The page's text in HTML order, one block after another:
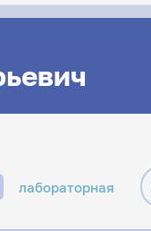
лабораторная